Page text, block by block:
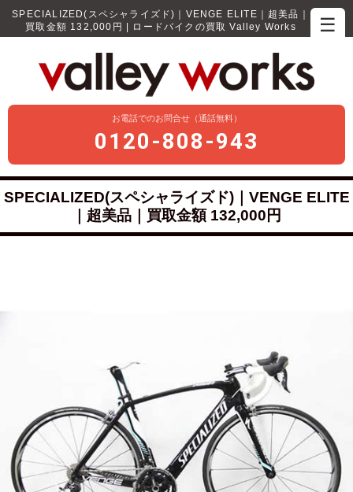
☰
SPECIALIZED(スペシャライズド)｜VENGE ELITE｜超美品｜
買取金額 132,000円 | ロードバイクの買取 Valley Works
お電話でのお問合せ（通話無料）
0120-808-943
SPECIALIZED(スペシャライズド)｜VENGE ELITE
｜超美品｜買取金額 132,000円